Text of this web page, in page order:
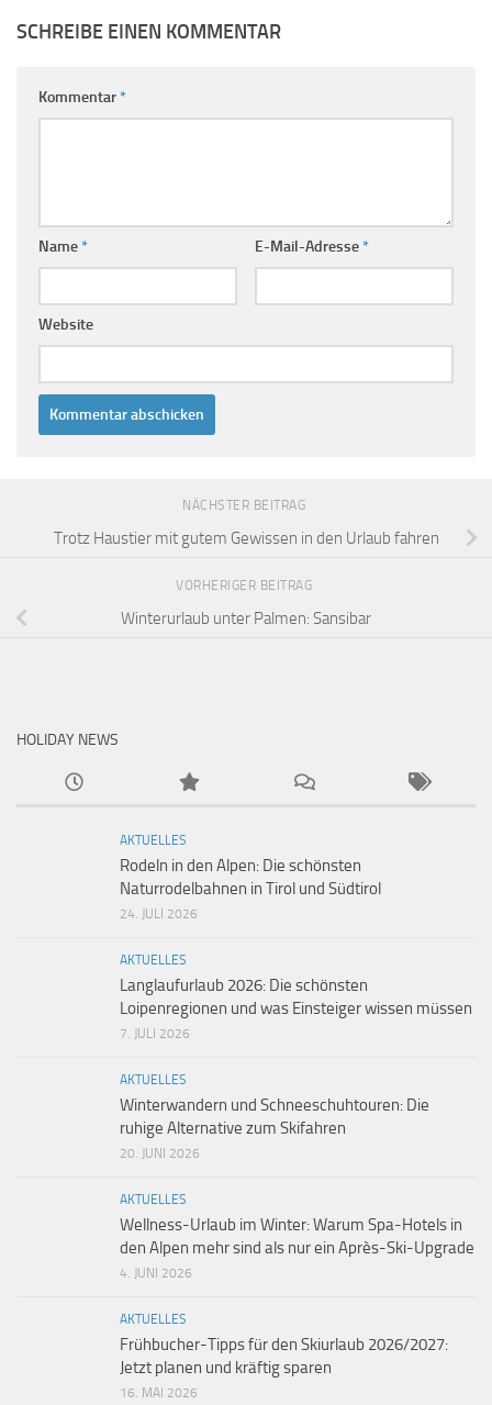
SCHREIBE EINEN KOMMENTAR
Kommentar*
Name* E-Mail-Adresse*
Website
NÄCHSTER BEITRAG
Trotz Haustier mit gutem Gewissen in den Urlaub fahren
VORHERIGER BEITRAG
Winterurlaub unter Palmen: Sansibar
HOLIDAY NEWS
AKTUELLES
Rodeln in den Alpen: Die schönsten
Naturrodelbahnen in Tirol und Südtirol
24. JULI 2026
AKTUELLES
Langlaufurlaub 2026: Die schönsten
Loipenregionen und was Einsteiger wissen müssen
7. JULI 2026
AKTUELLES
Winterwandern und Schneeschuhtouren: Die
ruhige Alternative zum Skifahren
20. JUNI 2026
AKTUELLES
Wellness-Urlaub im Winter: Warum Spa-Hotels in
den Alpen mehr sind als nur ein Après-Ski-Upgrade
4. JUNI 2026
AKTUELLES
Frühbucher-Tipps für den Skiurlaub 2026/2027:
Jetzt planen und kräftig sparen
16. MAI 2026